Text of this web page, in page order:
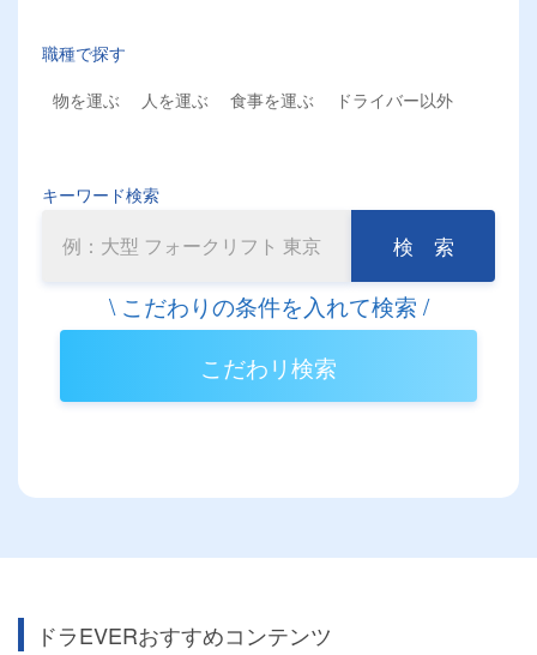
職種で探す
物を運ぶ
人を運ぶ 食事を運ぶ ドライバー以外
キーワード検索
検 索
こだわリ検索
ドラEVERおすすめコンテンツ